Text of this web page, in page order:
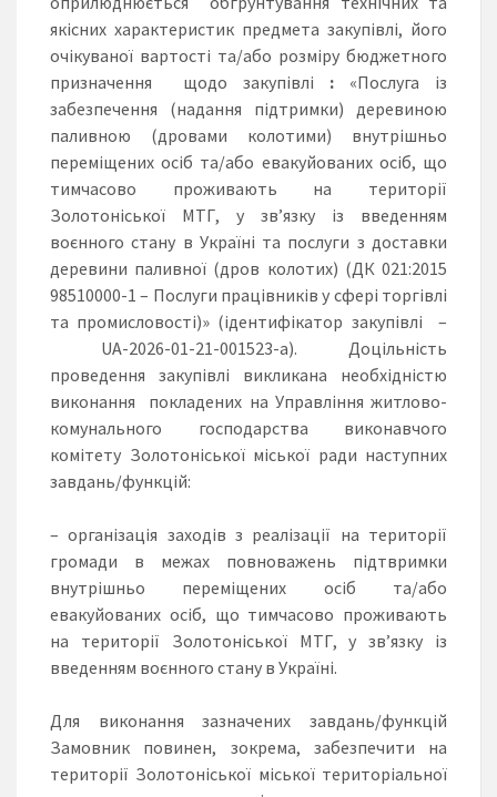
якісних характеристик предмета закупівлі, його
очікуваної вартості та/або розміру бюджетного
призначення щодо закупівлі : «Послуга із
забезпечення (надання підтримки) деревиною
паливною (дровами колотими) внутрішньо
переміщених осіб та/або евакуйованих осіб, що
тимчасово проживають на території
Золотоніської МТГ, у зв’язку із введенням
воєнного стану в Україні та послуги з доставки
деревини паливної (дров колотих) (ДК 021:2015
98510000-1 – Послуги працівників у сфері торгівлі
та промисловості)» (ідентифікатор закупівлі –
UA-2026-01-21-001523-a). Доцільність
проведення закупівлі викликана необхідністю
виконання покладених на Управління житлово-
комунального господарства виконавчого
комітету Золотоніської міської ради наступних
завдань/функцій:
– органiзацiя заходiв з реалізації на території
громади в межах повноважень підтвримки
внутрішньо переміщених осіб та/або
евакуйованих осіб, що тимчасово проживають
на території Золотоніської МТГ, у зв’язку із
введенням воєнного стану в Україні.
Для виконання зазначених завдань/функцій
Замовник повинен, зокрема, забезпечити на
території Золотоніської міської територіальної